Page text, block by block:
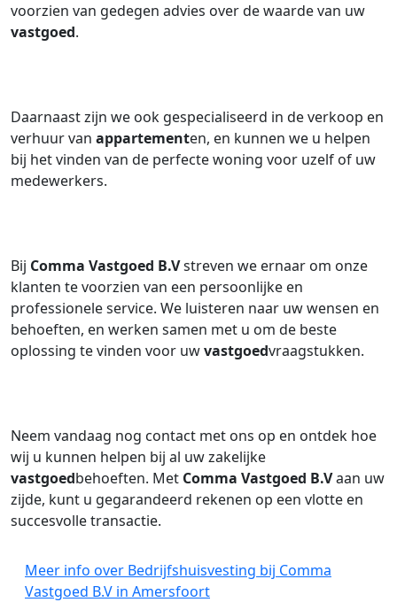
voorzien van gedegen advies over de waarde van uw
vastgoed.
Daarnaast zijn we ook gespecialiseerd in de verkoop en
verhuur van appartementen, en kunnen we u helpen
bij het vinden van de perfecte woning voor uzelf of uw
medewerkers.
Bij Comma Vastgoed B.Vstreven we ernaar om onze
klanten te voorzien van een persoonlijke en
professionele service. We luisteren naar uw wensen en
behoeften, en werken samen met u om de beste
oplossing te vinden voor uwvastgoedvraagstukken.
Neem vandaag nog contact met ons op en ontdek hoe
wij u kunnen helpen bij al uw zakelijke
vastgoedbehoeften. Met Comma Vastgoed B.Vaan uw
zijde, kunt u gegarandeerd rekenen op een vlotte en
succesvolle transactie.
Meer info over Bedrijfshuisvesting bij Comma
Vastgoed B.V in Amersfoort